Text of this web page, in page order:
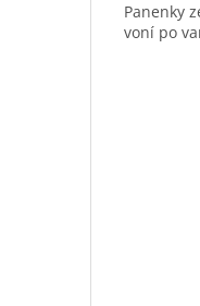
Panenky
voní po